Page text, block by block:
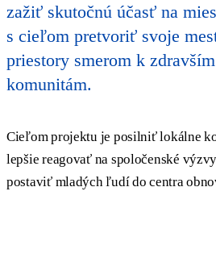
zažiť skutočnú účasť na
s cieľom pretvoriť svoje
priestory smerom k
komunitám.
Cieľom projektu je posilniť lokálne
lepšie reagovať na spoločenské
postaviť mladých ľudí do centra